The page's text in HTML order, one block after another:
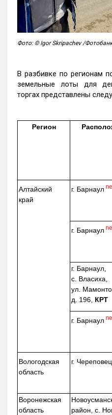
Фото: © Igor Skripachev /
В разбивке по регионам
земельные лоты для
торгах представлены
Регион
Алтайский
край
г. Барнаул
г. Барнаул
г. Барнаул,
с. Власиха,
ул.
д. 196, КРТ
г. Барнаул
Вологодская
область
г. Череповец
Воронежская
область
район, с.